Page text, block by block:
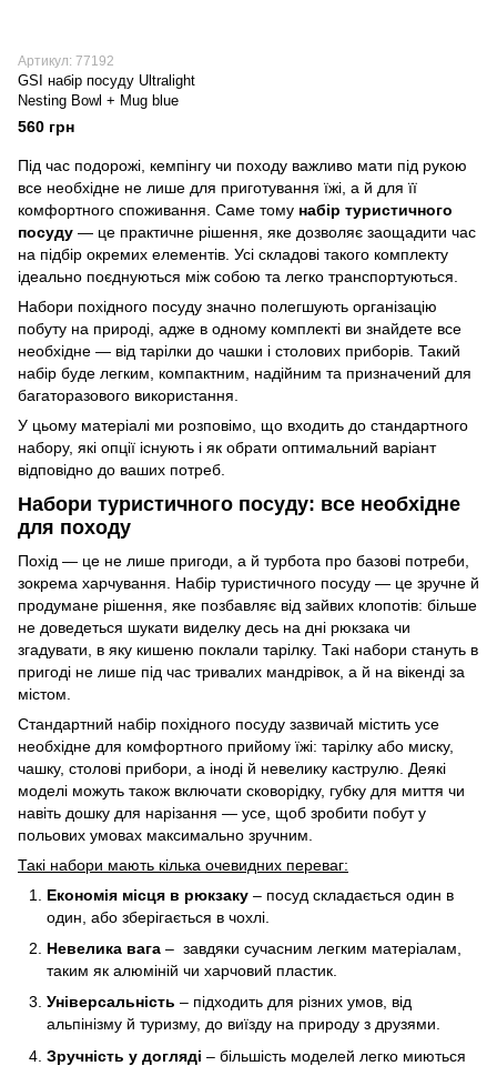
Артикул: 77192
GSI набір посуду Ultralight
Nesting Bowl + Mug blue
560 грн
Під час подорожі, кемпінгу чи походу важливо мати під рукою
все необхідне не лише для приготування їжі, а й для її
комфортного споживання. Саме тому набір туристичного
посуду — це практичне рішення, яке дозволяє заощадити час
на підбір окремих елементів. Усі складові такого комплекту
ідеально поєднуються між собою та легко транспортуються.
Набори похідного посуду значно полегшують організацію
побуту на природі, адже в одному комплекті ви знайдете все
необхідне — від тарілки до чашки і столових приборів. Такий
набір буде легким, компактним, надійним та призначений для
багаторазового використання.
У цьому матеріалі ми розповімо, що входить до стандартного
набору, які опції існують і як обрати оптимальний варіант
відповідно до ваших потреб.
Набори туристичного посуду: все необхідне
для походу
Похід — це не лише пригоди, а й турбота про базові потреби,
зокрема харчування. Набір туристичного посуду — це зручне й
продумане рішення, яке позбавляє від зайвих клопотів: більше
не доведеться шукати виделку десь на дні рюкзака чи
згадувати, в яку кишеню поклали тарілку. Такі набори стануть в
пригоді не лише під час тривалих мандрівок, а й на вікенді за
містом.
Стандартний набір похідного посуду зазвичай містить усе
необхідне для комфортного прийому їжі: тарілку або миску,
чашку, столові прибори, а іноді й невелику каструлю. Деякі
моделі можуть також включати сковорідку, губку для миття чи
навіть дошку для нарізання — усе, щоб зробити побут у
польових умовах максимально зручним.
Такі набори мають кілька очевидних переваг:
Економія місця в рюкзаку – посуд складається один в
один, або зберігається в чохлі.
Невелика вага – завдяки сучасним легким матеріалам,
таким як алюміній чи харчовий пластик.
Універсальність – підходить для різних умов, від
альпінізму й туризму, до виїзду на природу з друзями.
Зручність у догляді – більшість моделей легко миються